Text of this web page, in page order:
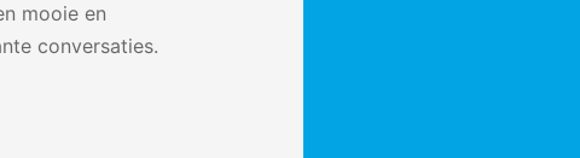
mooie en
conversaties.